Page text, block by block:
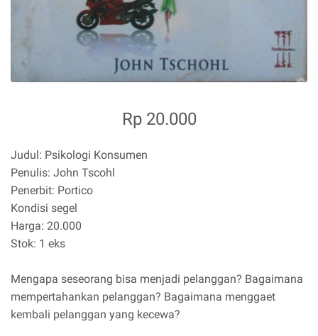
Rp 20.000
Judul: Psikologi Konsumen
Penulis: John Tscohl
Penerbit: Portico
Kondisi segel
Harga: 20.000
Stok: 1 eks
Mengapa seseorang bisa menjadi pelanggan? Bagaimana
mempertahankan pelanggan? Bagaimana menggaet
kembali pelanggan yang kecewa?